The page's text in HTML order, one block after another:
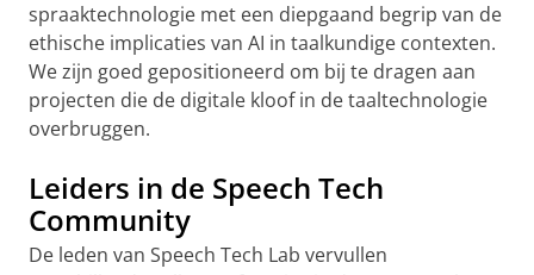
spraaktechnologie met een diepgaand begrip van de
ethische implicaties van AI in taalkundige contexten.
We zijn goed gepositioneerd om bij te dragen aan
projecten die de digitale kloof in de taaltechnologie
overbruggen.
Leiders in de Speech Tech
Community
De leden van Speech Tech Lab vervullen